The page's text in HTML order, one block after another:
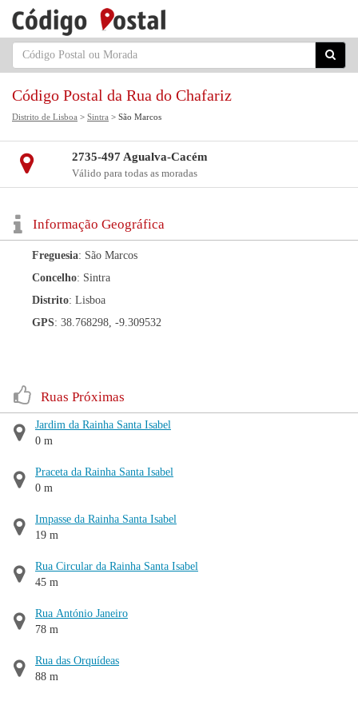
Código Postal da Rua do Chafariz
Distrito de Lisboa > Sintra > São Marcos
2735-497 Agualva-Cacém
Válido para todas as moradas
Informação Geográfica
Freguesia: São Marcos
Concelho: Sintra
Distrito: Lisboa
GPS: 38.768298, -9.309532
Ruas Próximas
Jardim da Rainha Santa Isabel
0 m
Praceta da Rainha Santa Isabel
0 m
Impasse da Rainha Santa Isabel
19 m
Rua Circular da Rainha Santa Isabel
45 m
Rua António Janeiro
78 m
Rua das Orquídeas
88 m